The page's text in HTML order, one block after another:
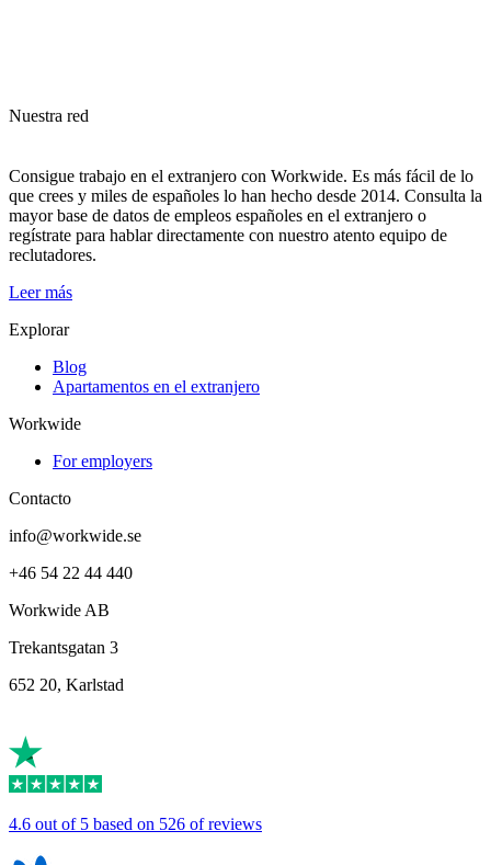
Nuestra red
Consigue trabajo en el extranjero con Workwide. Es más fácil de lo
que crees y miles de españoles lo han hecho desde 2014. Consulta la
mayor base de datos de empleos españoles en el extranjero o
regístrate para hablar directamente con nuestro atento equipo de
reclutadores.
Leer más
Explorar
Blog
Apartamentos en el extranjero
Workwide
For employers
Contacto
info@workwide.se
+46 54 22 44 440
Workwide AB
Trekantsgatan 3
652 20, Karlstad
4.6 out of 5 based on 526 of reviews